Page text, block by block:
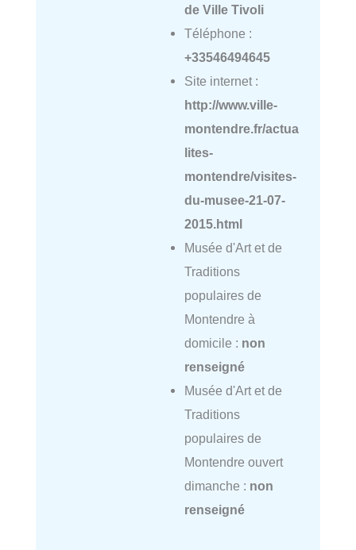
de Ville Tivoli
Téléphone :
+33546494645
Site internet :
http://www.ville-
montendre.fr/actua
lites-
montendre/visites-
du-musee-21-07-
2015.html
Musée d'Art et de
Traditions
populaires de
Montendre à
domicile : non
renseigné
Musée d'Art et de
Traditions
populaires de
Montendre ouvert
dimanche : non
renseigné